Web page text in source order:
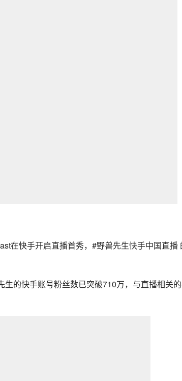
在快手开启直播首秀，#野兽先生快手中国直播
的快手账号粉丝数已突破710万，与直播相关